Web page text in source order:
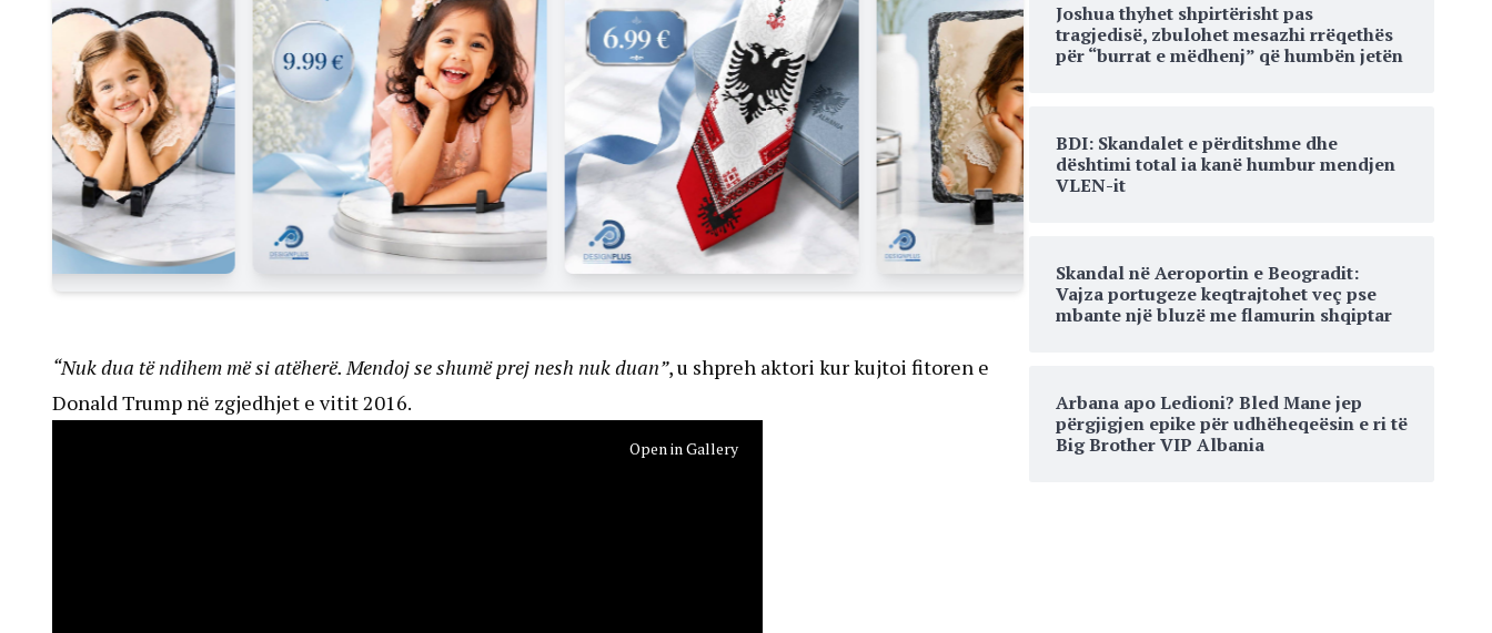
“Nuk dua të ndihem më si atëherë. Mendoj se shumë prej nesh nuk duan”, u shpreh aktori kur kujtoi fitoren e
Donald Trump në zgjedhjet e vitit 2016.
Open in Gallery
Joshua thyhet shpirtërisht pas
tragjedisë, zbulohet mesazhi rrëqethës
për “burrat e mëdhenj” që humbën jetën
BDI: Skandalet e përditshme dhe
dështimi total ia kanë humbur mendjen
VLEN-it
Skandal në Aeroportin e Beogradit:
Vajza portugeze keqtrajtohet veç pse
mbante një bluzë me flamurin shqiptar
Arbana apo Ledioni? Bled Mane jep
përgjigjen epike për udhëheqeësin e ri të
Big Brother VIP Albania